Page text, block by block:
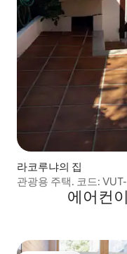
라코루냐의 집
관광용 주택. 코드:
에어컨